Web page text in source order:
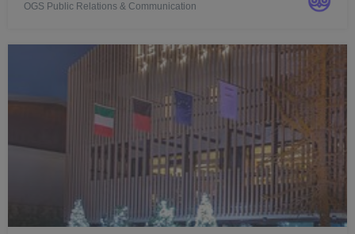
e commerciali in generale.
OGS Public Relations & Communication